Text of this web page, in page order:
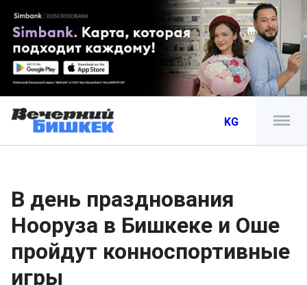
KG
В день празднования
Нооруза в Бишкеке и Оше
пройдут конноспортивные
игры